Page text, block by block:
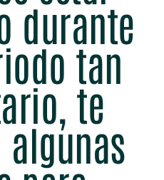
durante
tan
te